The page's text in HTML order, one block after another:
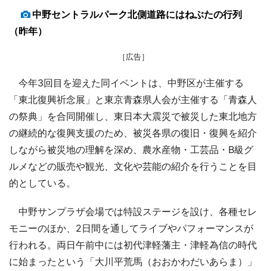
中野セントラルパーク北側道路にはねぶたの行列
（昨年）
［広告］
今年3回目を迎えた同イベントは、中野区が主催する
「東北復興祈念展」と東京青森県人会が主催する「青森人
の祭典」を合同開催し、東日本大震災で被災した東北地方
の継続的な復興支援のため、被災各県の復旧・復興を紹介
しながら被災地の理解を深め、農水産物・工芸品・B級グ
ルメなどの販売や観光、文化や芸能の紹介を行うことを目
的としている。
中野サンプラザ会場では特設ステージを設け、各種セレ
モニーのほか、2日間を通してライブやパフォーマンスが
行われる。両日午前中には初代津軽藩主・津軽為信の時代
に始まったという「大川平荒馬（おおかわだいあらま）」